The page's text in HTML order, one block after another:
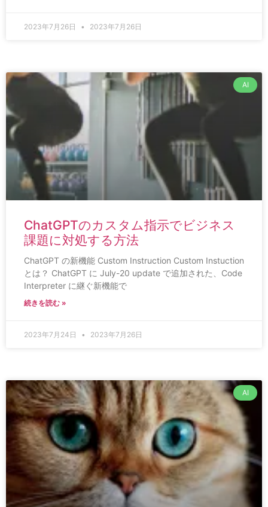
2023年7月26日 2023年7月26日
AI
ChatGPTのカスタム指示でビジネス
課題に対処する方法
ChatGPT の新機能 Custom Instruction Custom Instuction
とは？ ChatGPT に July-20 update で追加された、Code
Interpreter に継ぐ新機能で
続きを読む »
2023年7月24日 2023年7月26日
AI